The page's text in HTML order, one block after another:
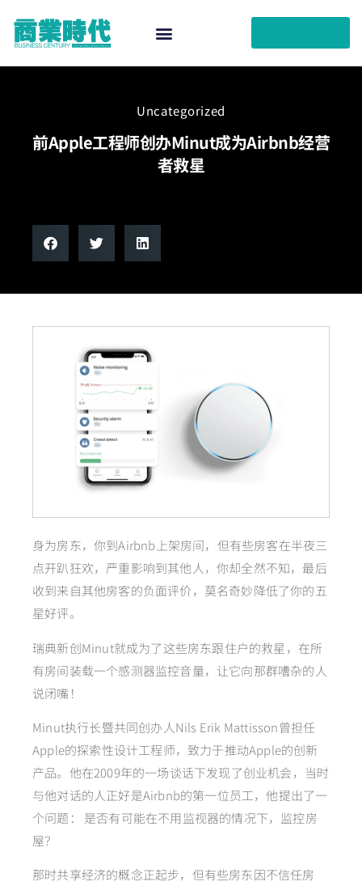
Uncategorized
前Apple工程师创办Minut成为Airbnb经营
者救星
身为房东，你到Airbnb上架房间，但有些房客在半夜三
点开趴狂欢，严重影响到其他人，你却全然不知，最后
收到来自其他房客的负面评价，莫名奇妙降低了你的五
星好评。
瑞典新创Minut就成为了这些房东跟住户的救星，在所
有房间装载一个感测器监控音量，让它向那群嘈杂的人
说闭嘴！
Minut执行长暨共同创办人Nils Erik Mattisson曾担任
Apple的探索性设计工程师，致力于推动Apple的创新
产品。他在2009年的一场谈话下发现了创业机会，当时
与他对话的人正好是Airbnb的第一位员工，他提出了一
个问题： 是否有可能在不用监视器的情况下，监控房
屋？
那时共享经济的概念正起步，但有些房东因不信任房